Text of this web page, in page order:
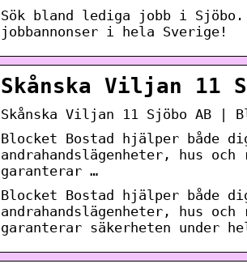
Sök bland lediga jobb i
jobbannonser i hela Sverige!
Skånska Viljan 11
Skånska Viljan 11 Sjöbo AB |
Blocket Bostad hjälper både
andrahandslägenheter, hus
garanterar …
Blocket Bostad hjälper både
andrahandslägenheter, hus
garanterar säkerheten under